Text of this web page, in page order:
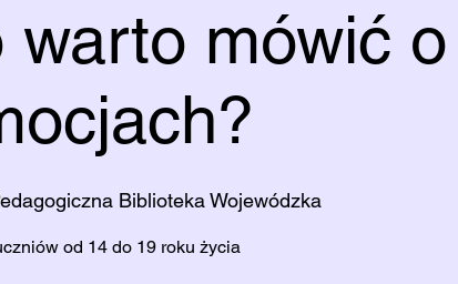
warto mówić o
Biblioteka Wojewódzka
od 14 do 19 roku życia